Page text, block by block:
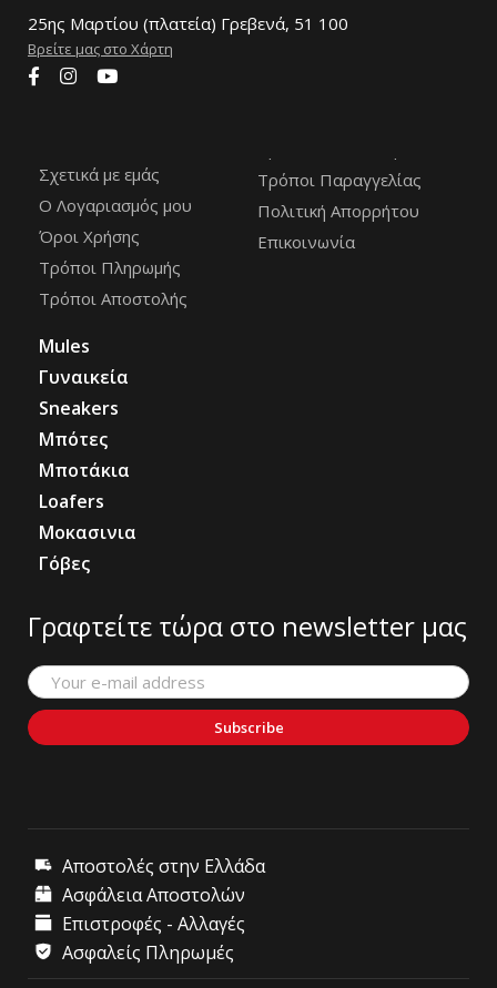
25ης Μαρτίου (πλατεία) Γρεβενά, 51 100
Βρείτε μας στο Χάρτη
Σχετικά με εμάς
Ο Λογαριασμός μου
Όροι Χρήσης
Τρόποι Πληρωμής
Τρόποι Αποστολής
Τρόποι Παραγγελίας
Πολιτική Απορρήτου
Επικοινωνία
Mules
Γυναικεία
Sneakers
Μπότες
Μποτάκια
Loafers
Μοκασινια
Γόβες
Γραφτείτε τώρα στο newsletter μας
Subscribe
Αποστολές στην Ελλάδα
Ασφάλεια Αποστολών
Επιστροφές - Αλλαγές
Ασφαλείς Πληρωμές